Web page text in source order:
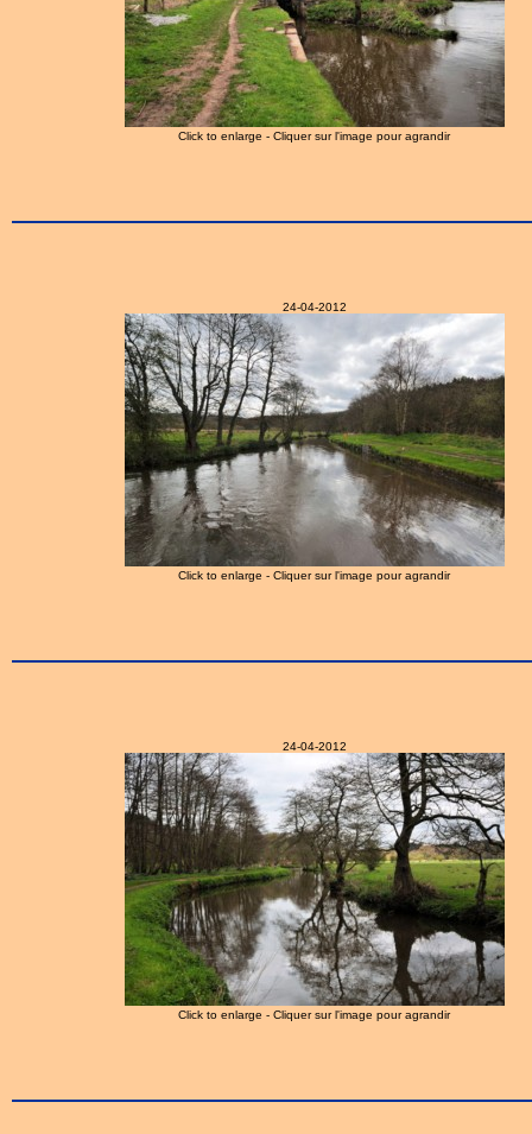
Click to enlarge - Cliquer sur l'image pour agrandir
24-04-2012
Click to enlarge - Cliquer sur l'image pour agrandir
24-04-2012
Click to enlarge - Cliquer sur l'image pour agrandir